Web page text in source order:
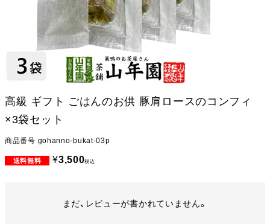
高級 ギフト ごはんのお供 豚肩ロースのコンフィ
×3袋セット
商品番号 gohanno-bukat-03p
¥3,500税込
まだ、レビューが書かれていません。